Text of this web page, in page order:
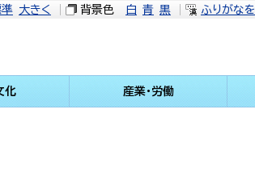
大きく 背景色 白 青 黒 ふりがな
化 産業・労働